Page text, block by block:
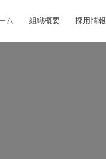
ム 組織概要 採用情報